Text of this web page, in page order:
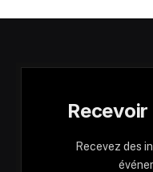
Recevez des